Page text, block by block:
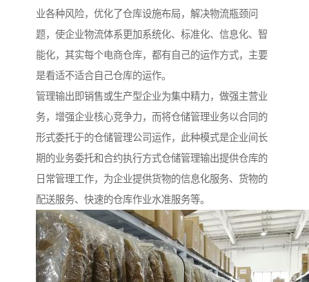
业各种风险，优化了仓库设施布局，解决物流瓶颈问
题，使企业物流体系更加系统化、标准化、信息化、智
能化，其实每个电商仓库，都有自己的运作方式，主要
是看适不适合自己仓库的运作。
管理输出即销售或生产型企业为集中精力，做强主营业
务，增强企业核心竞争力，而将仓储管理业务以合同的
形式委托于的仓储管理公司运作，此种模式是企业间长
期的业务委托和合约执行方式仓储管理输出提供仓库的
日常管理工作，为企业提供货物的信息化服务、货物的
配送服务、快速的仓库作业水准服务等。